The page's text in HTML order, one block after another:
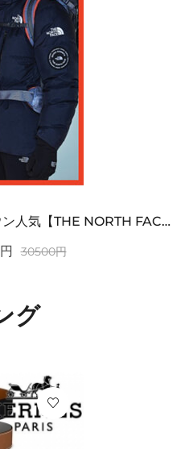
ノースフェイス 偽物 ダウン人気【THE NORTH FACE】M'S 7 SUMMIT HIM...
円 30500円
グ